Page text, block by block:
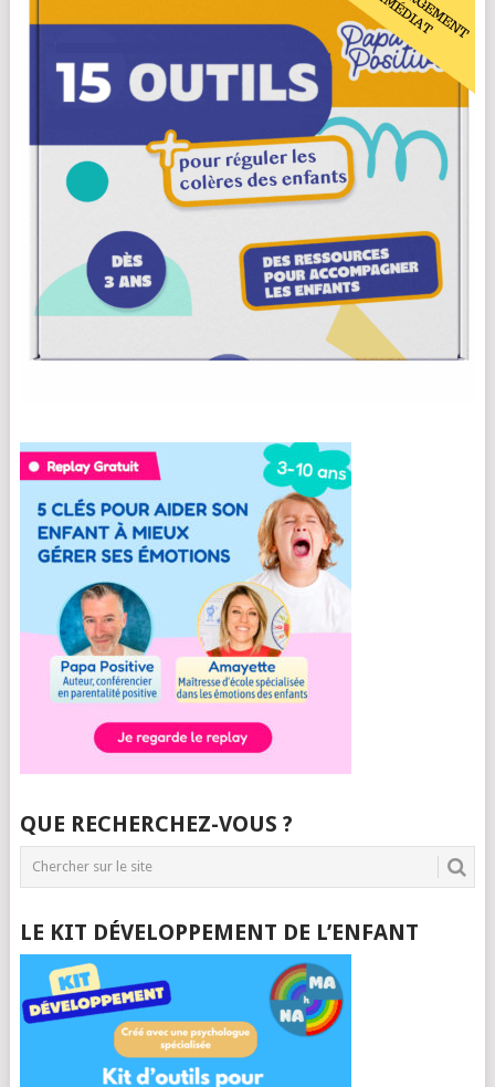
QUE RECHERCHEZ-VOUS ?
LE KIT DÉVELOPPEMENT DE L’ENFANT